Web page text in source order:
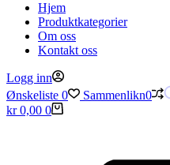
Hjem
Produktkategorier
Om oss
Kontakt oss
Logg inn
Ønskeliste 0 Sammenlikn0
Handlekurv
kr0,00 0